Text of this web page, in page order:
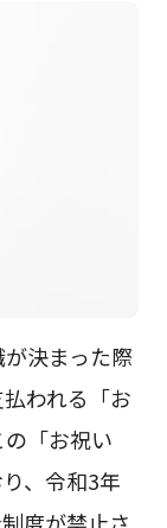
決まった際
われる「お
「お祝い
、令和3年